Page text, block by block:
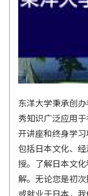
东洋大学秉承创
秀知识广泛应用
开讲座和终身学
包括日本文化、
授。了解日本文
解。无论您是初
或就业于日本，